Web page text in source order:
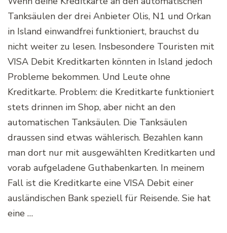
Tanksäulen der drei Anbieter Olis, N1 und Orkan
in Island einwandfrei funktioniert, brauchst du
nicht weiter zu lesen. Insbesondere Touristen mit
VISA Debit Kreditkarten könnten in Island jedoch
Probleme bekommen. Und Leute ohne
Kreditkarte. Problem: die Kreditkarte funktioniert
stets drinnen im Shop, aber nicht an den
automatischen Tanksäulen. Die Tanksäulen
draussen sind etwas wählerisch. Bezahlen kann
man dort nur mit ausgewählten Kreditkarten und
vorab aufgeladene Guthabenkarten. In meinem
Fall ist die Kreditkarte eine VISA Debit einer
ausländischen Bank speziell für Reisende. Sie hat
eine …